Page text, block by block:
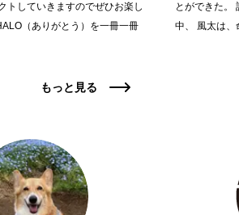
トしていきますのでぜひお楽し
（ありがとう）を一冊一冊
もっと見る
とができた。
中、 風太は